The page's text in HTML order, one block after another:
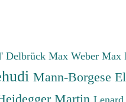
Delbrück MaxWeber Max
Mann-Borgese
Martin